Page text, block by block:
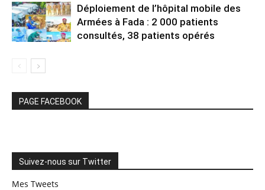
Déploiement de l’hôpital mobile des
Armées à Fada : 2 000 patients
consultés, 38 patients opérés
PAGE FACEBOOK
Suivez-nous sur Twitter
Mes Tweets